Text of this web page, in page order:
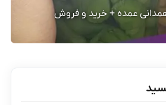
عمده + خرید و فروش